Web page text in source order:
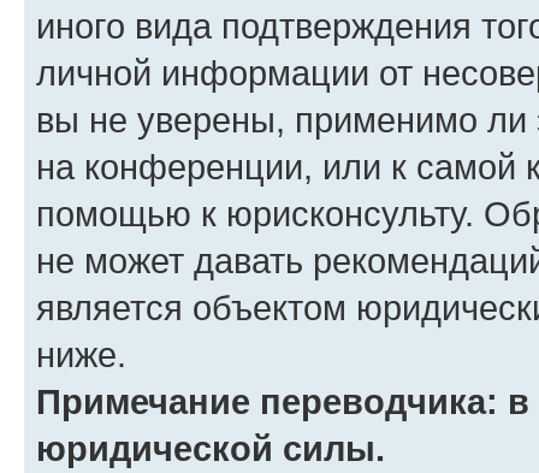
иного вида подтверждения
личной информации от
вы не уверены, применимо ли
на конференции, или к самой
помощью к юрисконсульту.
не может давать
является объектом
ниже.
Примечание переводчика:
юридической силы.